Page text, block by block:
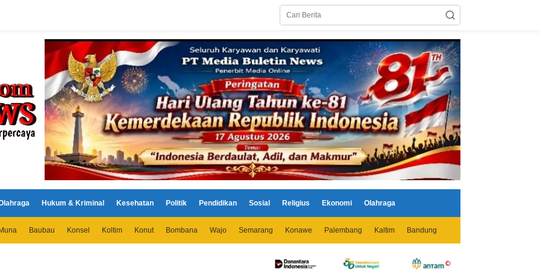
Hukum & Kriminal Kesehatan Politik Pendidikan Sosial Religius Ekonomi Olahraga
Baubau Konsel Koltim Konut Bombana Wajo Semarang Konawe Palembang Kaltim Bandung